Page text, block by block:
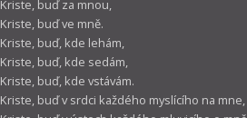
Kriste, buď za mnou,
Kriste, buď ve mně.
Kriste, buď, kde lehám,
Kriste, buď, kde sedám,
Kriste, buď, kde vstávám.
Kriste, buď v srdci každého myslícího na mne,